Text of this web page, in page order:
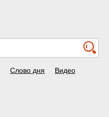
Слово дня Видео